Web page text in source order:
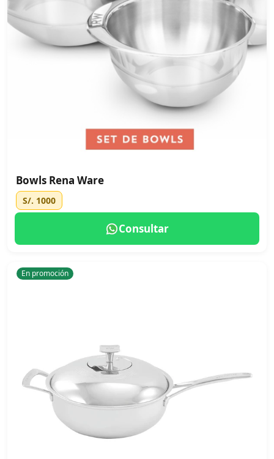
Bowls Rena Ware
S/. 1000
Consultar
En promoción